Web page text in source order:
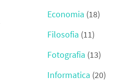
Economia (18)
Filosofia (11)
Fotografia (13)
Informatica (20)